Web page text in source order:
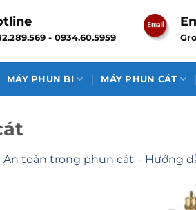
- 0934.60.5959
MÁY PHUN BI MÁY PHUN CÁT
An toàn trong phun cát – Hướng